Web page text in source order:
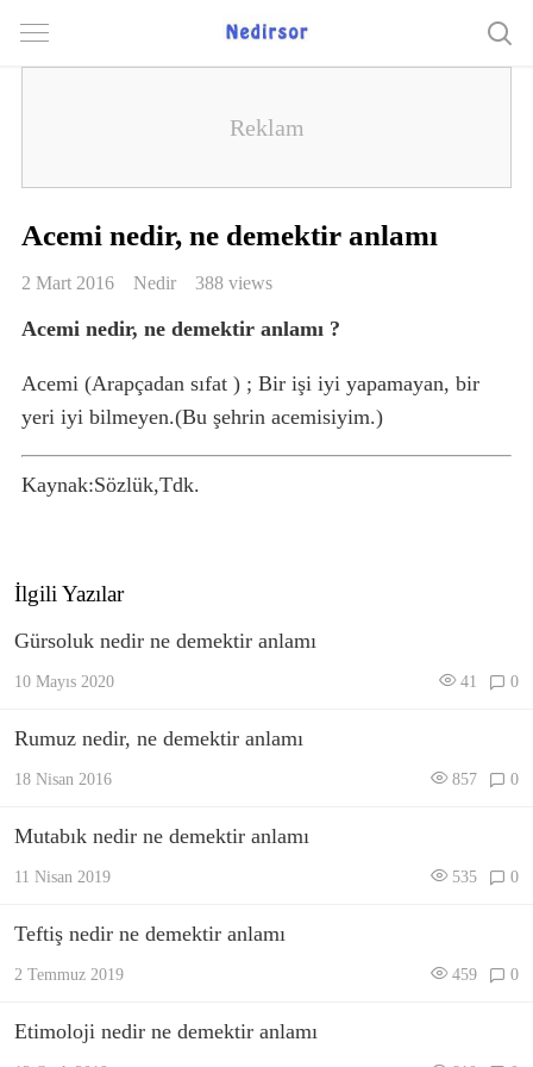
Acemi nedir, ne demektir anlamı
2 Mart 2016 Nedir 388 views
Acemi nedir, ne demektir anlamı ?
Acemi (Arapçadan sıfat ) ; Bir işi iyi yapamayan, bir
yeri iyi bilmeyen.(Bu şehrin acemisiyim.)
Kaynak:Sözlük,Tdk.
İlgili Yazılar
Gürsoluk nedir ne demektir anlamı
10 Mayıs 2020 41 0
Rumuz nedir, ne demektir anlamı
18 Nisan 2016 857 0
Mutabık nedir ne demektir anlamı
11 Nisan 2019 535 0
Teftiş nedir ne demektir anlamı
2 Temmuz 2019 459 0
Etimoloji nedir ne demektir anlamı